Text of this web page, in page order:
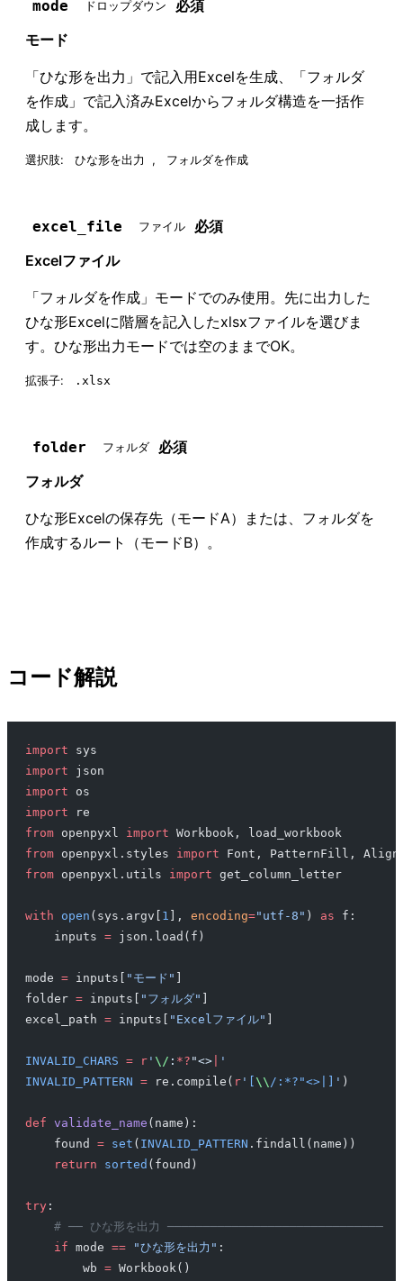
mode ドロップダウン
必須
モード
「ひな形を出力」で記入用Excelを生成、「フォルダ
を作成」で記入済みExcelからフォルダ構造を一括作
成します。
選択肢: ひな形を出力 , フォルダを作成
excel_file ファイル
必須
Excelファイル
「フォルダを作成」モードでのみ使用。先に出力した
ひな形Excelに階層を記入したxlsxファイルを選びま
す。ひな形出力モードでは空のままでOK。
拡張子: .xlsx
folder フォルダ
必須
フォルダ
ひな形Excelの保存先（モードA）または、フォルダを
作成するルート（モードB）。
コード解説
import sys
import json
import os
import re
from openpyxl import Workbook, load_workbook
from openpyxl.styles import Font, PatternFill,
from openpyxl.utils import get_column_letter
with open (sys.argv[ 1 ], encoding="utf-8" ) as f:
    inputs
= json.load(f)
mode = inputs[ "モード"
folder = inputs[ "フォルダ"
excel_path = inputs[ "Excelファイル"
INVALID_CHARS = r ' \/ : *? "<>
'
INVALID_PATTERN = re.compile( r ' \\ /:*?"<>|] ' )
def validate_name (name):
    found
= set ( INVALID_PATTERN .findall(name))
    return
sorted (found)
try :
    # ── ひな形を出力 ──────────────────────────────
    if
mode == "ひな形を出力" :
        wb
= Workbook()